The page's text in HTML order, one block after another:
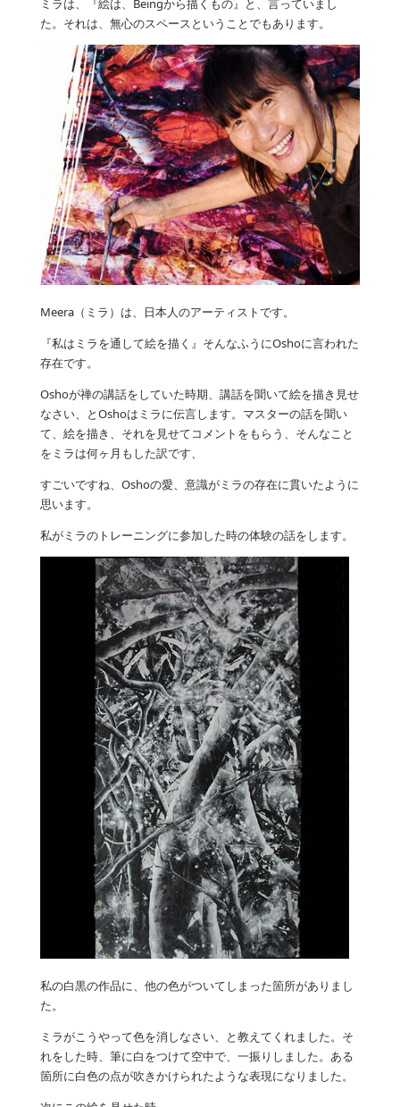
ミラは、『絵は、Beingから描くもの』と、言っていまし
た。それは、無心のスペースということでもあります。
Meera（ミラ）は、日本人のアーティストです。
『私はミラを通して絵を描く』そんなふうにOshoに言われた
存在です。
Oshoが禅の講話をしていた時期、講話を聞いて絵を描き見せ
なさい、とOshoはミラに伝言します。マスターの話を聞い
て、絵を描き、それを見せてコメントをもらう、そんなこと
をミラは何ヶ月もした訳です、
すごいですね、Oshoの愛、意識がミラの存在に貫いたように
思います。
私がミラのトレーニングに参加した時の体験の話をします。
私の白黒の作品に、他の色がついてしまった箇所がありまし
た。
ミラがこうやって色を消しなさい、と教えてくれました。そ
れをした時、筆に白をつけて空中で、一振りしました。ある
箇所に白色の点が吹きかけられたような表現になりました。